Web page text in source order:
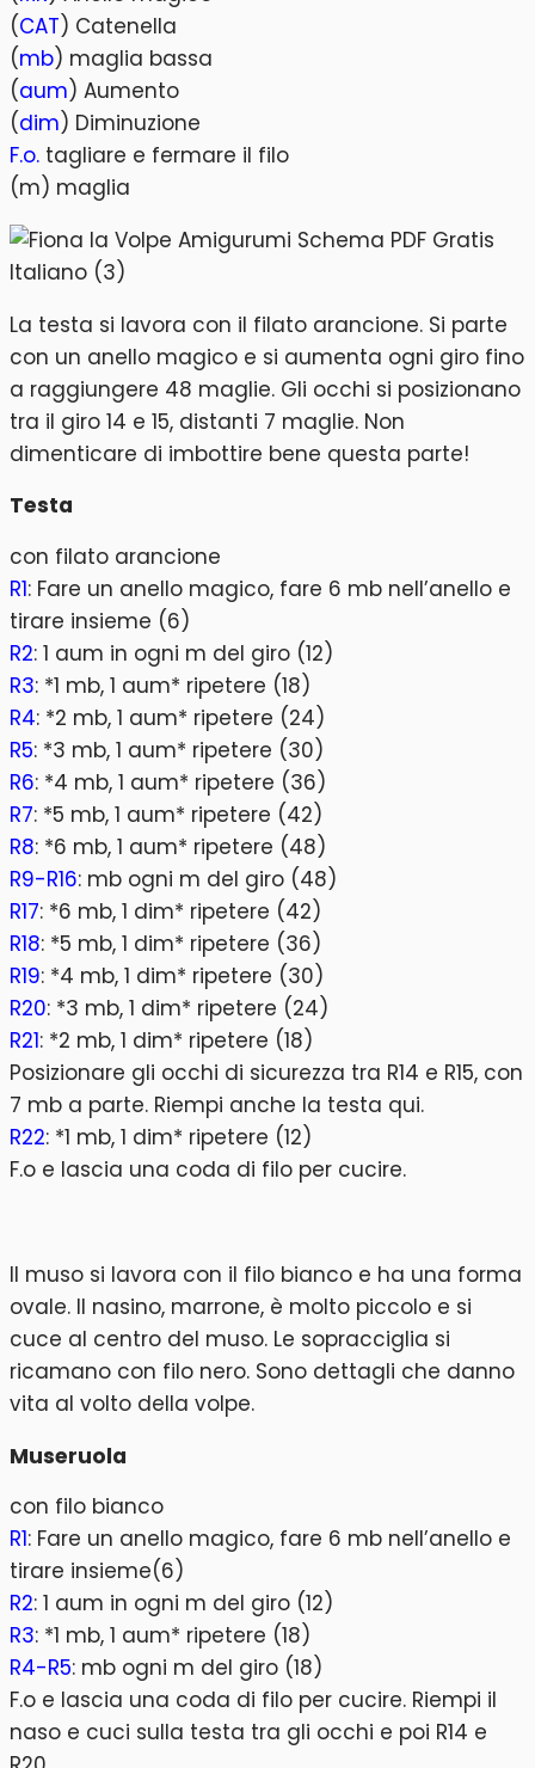
(CAT) Catenella
(mb) maglia bassa
(aum) Aumento
(dim) Diminuzione
F.o. tagliare e fermare il filo
(m) maglia
La testa si lavora con il filato arancione. Si parte
con un anello magico e si aumenta ogni giro fino
a raggiungere 48 maglie. Gli occhi si posizionano
tra il giro 14 e 15, distanti 7 maglie. Non
dimenticare di imbottire bene questa parte!
Testa
con filato arancione
R1: Fare un anello magico, fare 6 mb nell’anello e
tirare insieme (6)
R2: 1 aum in ogni m del giro (12)
R3: *1 mb, 1 aum* ripetere (18)
R4: *2 mb, 1 aum* ripetere (24)
R5: *3 mb, 1 aum* ripetere (30)
R6: *4 mb, 1 aum* ripetere (36)
R7: *5 mb, 1 aum* ripetere (42)
R8: *6 mb, 1 aum* ripetere (48)
R9-R16: mb ogni m del giro (48)
R17: *6 mb, 1 dim* ripetere (42)
R18: *5 mb, 1 dim* ripetere (36)
R19: *4 mb, 1 dim* ripetere (30)
R20: *3 mb, 1 dim* ripetere (24)
R21: *2 mb, 1 dim* ripetere (18)
Posizionare gli occhi di sicurezza tra R14 e R15, con
7 mb a parte. Riempi anche la testa qui.
R22: *1 mb, 1 dim* ripetere (12)
F.o e lascia una coda di filo per cucire.
Il muso si lavora con il filo bianco e ha una forma
ovale. Il nasino, marrone, è molto piccolo e si
cuce al centro del muso. Le sopracciglia si
ricamano con filo nero. Sono dettagli che danno
vita al volto della volpe.
Museruola
con filo bianco
R1: Fare un anello magico, fare 6 mb nell’anello e
tirare insieme(6)
R2: 1 aum in ogni m del giro (12)
R3: *1 mb, 1 aum* ripetere (18)
R4-R5: mb ogni m del giro (18)
F.o e lascia una coda di filo per cucire. Riempi il
naso e cuci sulla testa tra gli occhi e poi R14 e